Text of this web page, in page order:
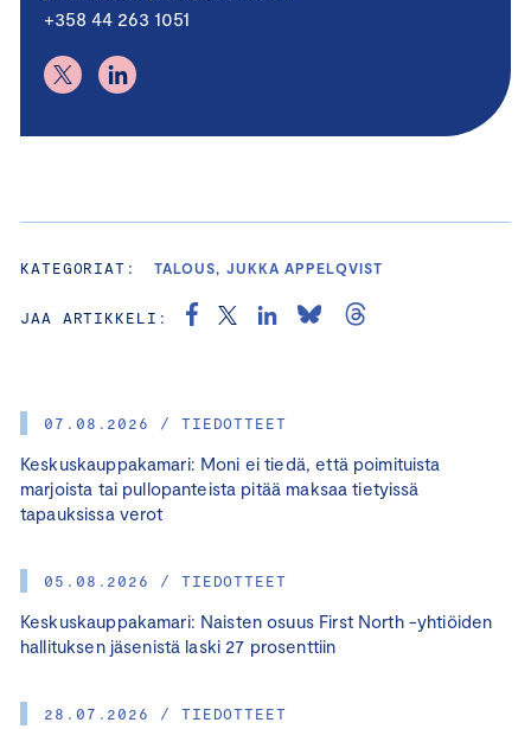
07.08.2026 / TIEDOTTEET
Keskuskauppakamari: Moni ei tiedä, että poimituista
marjoista tai pullopanteista pitää maksaa tietyissä
tapauksissa verot
05.08.2026 / TIEDOTTEET
Keskuskauppakamari: Naisten osuus First North -yhtiöiden
hallituksen jäsenistä laski 27 prosenttiin
28.07.2026 / TIEDOTTEET
+358 44 263 1051
KATEGORIAT: TALOUS, JUKKA APPELQVIST
JAA ARTIKKELI: